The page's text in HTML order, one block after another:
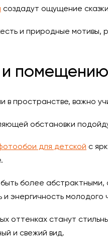
создадут ощущение
и природные мотивы,
помещению
в пространстве, важно
обстановки
для детской с
быть более
энергичность молодого
оттенках станут
и свежий вид.